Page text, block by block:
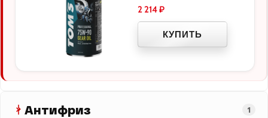
2 214₽
КУПИТЬ
Антифриз 1